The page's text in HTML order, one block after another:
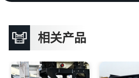
相关产品